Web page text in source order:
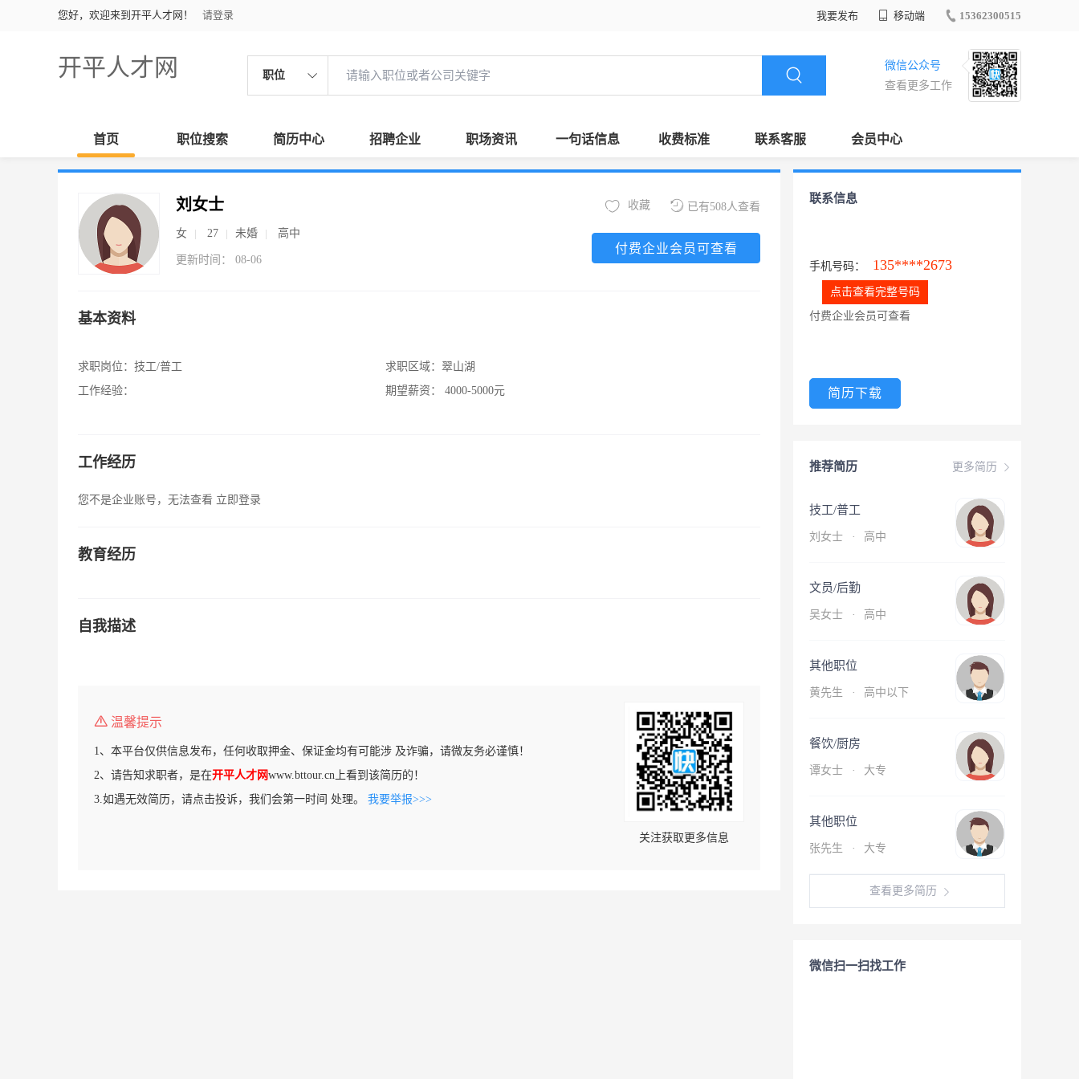
您好，欢迎来到开平人才网！ 请登录 我要发布 移动端 15362300515
开平人才网 职位
微信公众号
查看更多工作
首页 职位搜索 简历中心 招聘企业 职场资讯 一句话信息 收费标准 联系客服 会员中心
刘女士
女 27 未婚 高中
更新时间： 08-06
已有508人查看
收藏
付费企业会员可查看
基本资料
求职岗位： 技工/普工
工作经验：
求职区域： 翠山湖
期望薪资：
4000-5000元
工作经历
您不是企业账号，无法查看 立即登录
教育经历
自我描述
温馨提示
1、本平台仅供信息发布，任何收取押金、保证金均有可能涉 及诈骗，请微友务必谨慎！
2、请告知求职者，是在开平人才网www.bttour.cn上看到该简历的！
3.如遇无效简历，请点击投诉，我们会第一时间 处理。 我要举报>>>
关注获取更多信息
联系信息
手机号码： 135****2673
点击查看完整号码
付费企业会员可查看
简历下载
更多简历
推荐简历
技工/普工
刘女士 · 高中
文员/后勤
吴女士 · 高中
其他职位
黄先生 · 高中以下
餐饮/厨房
谭女士 · 大专
其他职位
张先生 · 大专
查看更多简历
微信扫一扫找工作